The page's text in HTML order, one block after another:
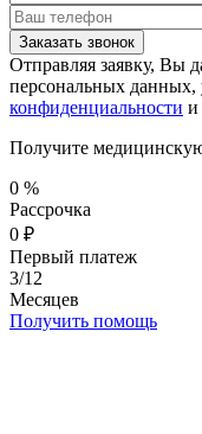
Заказать звонок
Отправляя заявку, Вы
персональных
конфиденциальности и
Получите
0 %
Рассрочка
0 ₽
Первый платеж
3/12
Месяцев
Получить помощь